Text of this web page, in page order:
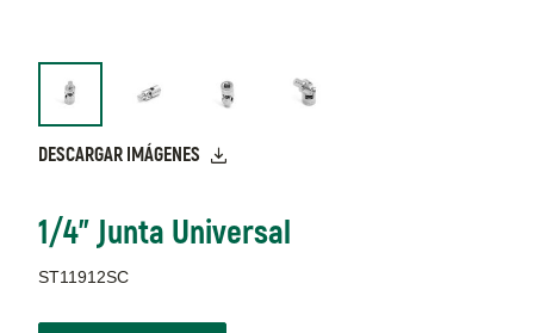
DESCARGAR IMÁGENES
1/4" Junta Universal
ST11912SC